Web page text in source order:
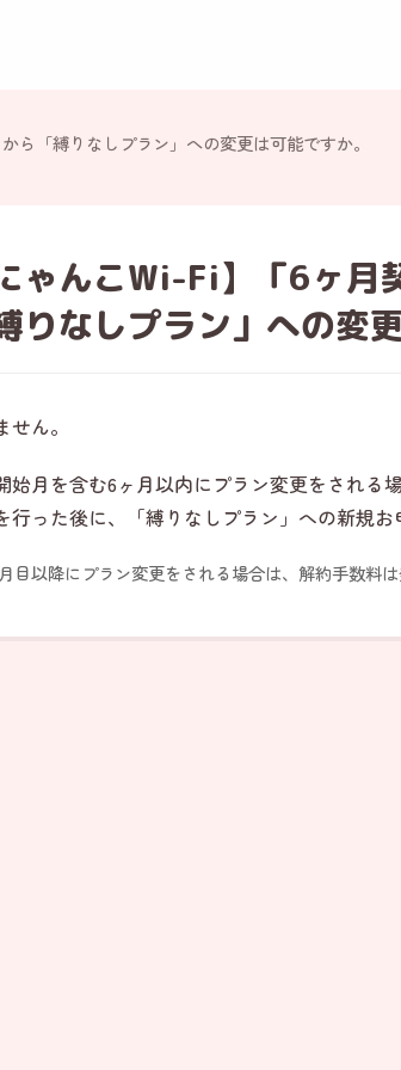
ら「縛りなしプラン」への変更は可能ですか。
ゃんこWi-Fi】「6ヶ月
りなしプラン」への変
せん。
始月を含む6ヶ月以内にプラン変更をされる
行った後に、「縛りなしプラン」への新規お
目以降にプラン変更をされる場合は、解約手数料は